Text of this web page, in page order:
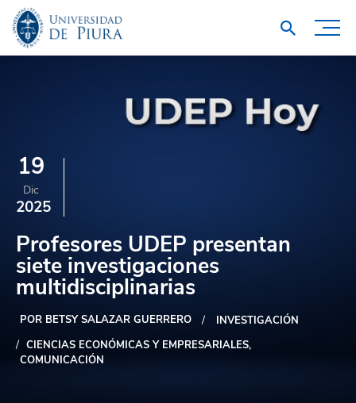
19
Dic
2025
Profesores UDEP presentan
siete investigaciones
multidisciplinarias
POR BETSY SALAZAR GUERRERO
INVESTIGACIÓN
CIENCIAS ECONÓMICAS Y EMPRESARIALES
COMUNICACIÓN